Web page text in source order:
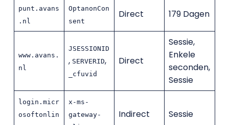
punt.avans
.nl
OptanonCon
sent
Direct 179 Dagen
www.avans.
nl
JSESSIONID
, SERVERID,
_cfuvid
Direct
Sessie,
Enkele
seconden,
Sessie
login.micr
osoftonlin
x-ms-
gateway-
Indirect Sessie